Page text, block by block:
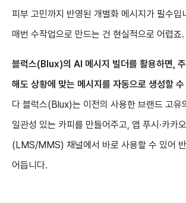
피부 고민까지 반영된 개별화 메시지가 필수입
매번 수작업으로 만드는 건 현실적으로 어렵죠.
블럭스(Blux)의 AI 메시지 빌더를 활용하면,
해도 상황에 맞는 메시지를 자동으로 생성할
다 블럭스(Blux)는 이전의 사용한 브랜드 고유
일관성 있는 카피를 만들어주고, 앱 푸시·카카
(LMS/MMS) 채널에서 바로 사용할 수 있어
어듭니다.